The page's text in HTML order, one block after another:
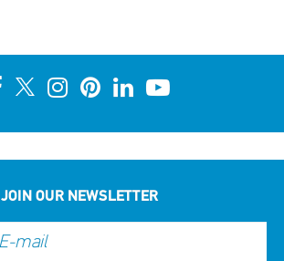
JOIN OUR NEWSLETTER